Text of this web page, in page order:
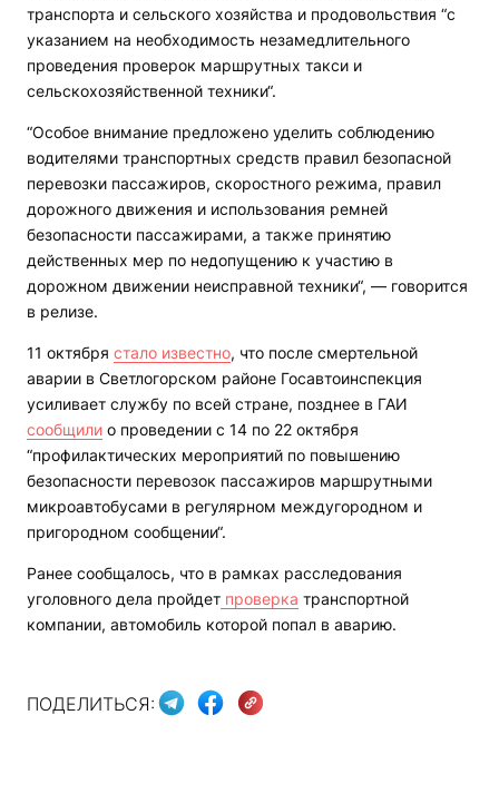
транспорта и сельского хозяйства и продовольствия “с
указанием на необходимость незамедлительного
проведения проверок маршрутных такси и
сельскохозяйственной техники“.
“Особое внимание предложено уделить соблюдению
водителями транспортных средств правил безопасной
перевозки пассажиров, скоростного режима, правил
дорожного движения и использования ремней
безопасности пассажирами, а также принятию
действенных мер по недопущению к участию в
дорожном движении неисправной техники“, — говорится
в релизе.
11 октября стало известно, что после смертельной
аварии в Светлогорском районе Госавтоинспекция
усиливает службу по всей стране, позднее в ГАИ
сообщили о проведении с 14 по 22 октября
“профилактических мероприятий по повышению
безопасности перевозок пассажиров маршрутными
микроавтобусами в регулярном междугородном и
пригородном сообщении“.
Ранее сообщалось, что в рамках расследования
уголовного дела пройдет проверка транспортной
компании, автомобиль которой попал в аварию.
ПОДЕЛИТЬСЯ: